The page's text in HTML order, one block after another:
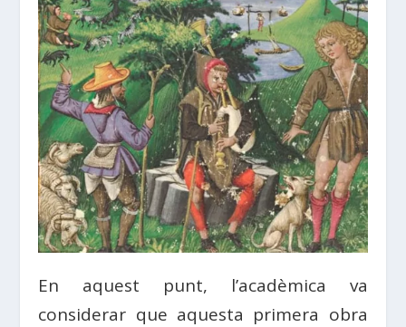
En aquest punt, l’acadèmica va
considerar que aquesta primera obra